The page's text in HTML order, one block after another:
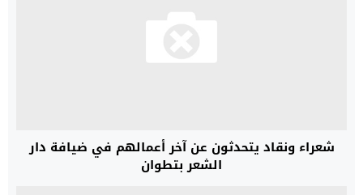
شعراء ونقاد يتحدثون عن آخر أعمالهم في ضيافة دار
الشعر بتطوان